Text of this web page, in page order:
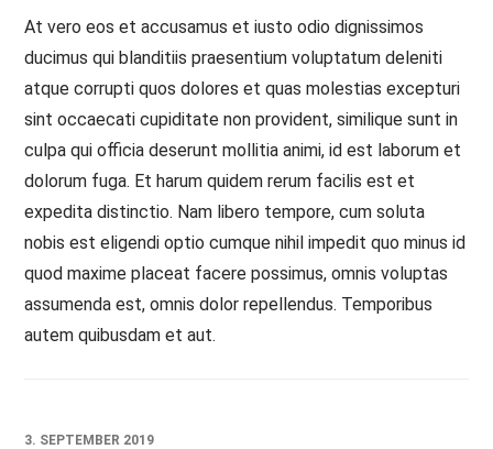
At vero eos et accusamus et iusto odio dignissimos
ducimus qui blanditiis praesentium voluptatum deleniti
atque corrupti quos dolores et quas molestias excepturi
sint occaecati cupiditate non provident, similique sunt in
culpa qui officia deserunt mollitia animi, id est laborum et
dolorum fuga. Et harum quidem rerum facilis est et
expedita distinctio. Nam libero tempore, cum soluta
nobis est eligendi optio cumque nihil impedit quo minus id
quod maxime placeat facere possimus, omnis voluptas
assumenda est, omnis dolor repellendus. Temporibus
autem quibusdam et aut.
3. SEPTEMBER 2019